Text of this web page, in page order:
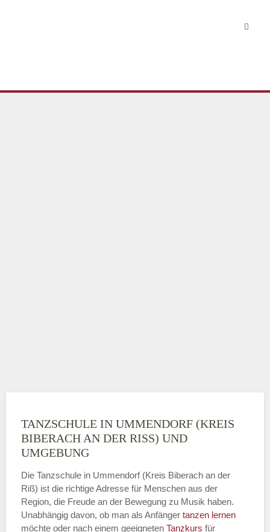
TANZSCHULE IN UMMENDORF (KREIS
BIBERACH AN DER RISS) UND U
MGEBUNG
Die Tanzschule in Ummendorf (Kreis Biberach an der
Riß) ist die richtige Adresse für Menschen aus der
Region, die Freude an der Bewegung zu Musik haben.
Unabhängig davon, ob man als Anfänger tanzen lernen
möchte oder nach einem geeigneten Tanzkurs für